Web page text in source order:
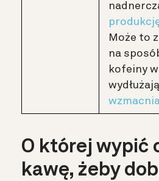
Może to
na
kofeiny
O której wypić
kawę, żeby